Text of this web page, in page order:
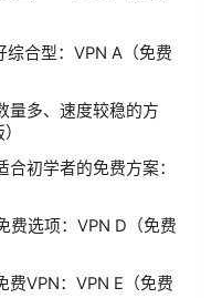
综合型：VPN A（免费
量多、速度较稳的方
初学者的免费方案：
费选项：VPN D（免费
费VPN：VPN E（免费